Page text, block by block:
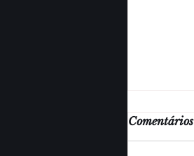
Comentários